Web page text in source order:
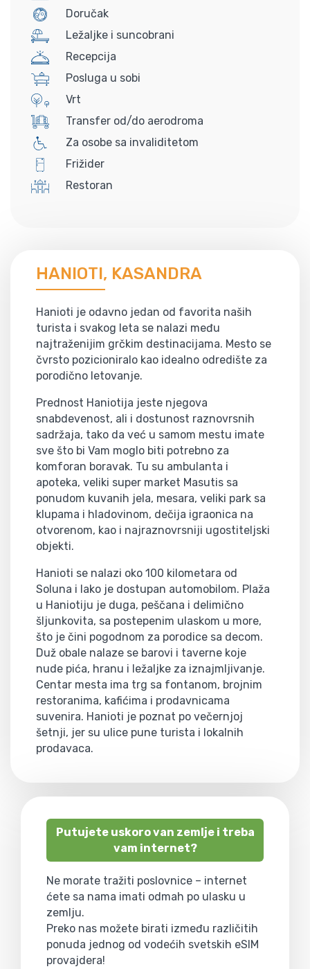
Doručak
Ležaljke i suncobrani
Recepcija
Posluga u sobi
Vrt
Transfer od/do aerodroma
Za osobe sa invaliditetom
Frižider
Restoran
HANIOTI, KASANDRA
Hanioti je odavno jedan od favorita naših
turista i svakog leta se nalazi među
najtraženijim grčkim destinacijama. Mesto se
čvrsto pozicioniralo kao idealno odredište za
porodično letovanje.
Prednost Haniotija jeste njegova
snabdevenost, ali i dostunost raznovrsnih
sadržaja, tako da već u samom mestu imate
sve što bi Vam moglo biti potrebno za
komforan boravak. Tu su ambulanta i
apoteka, veliki super market Masutis sa
ponudom kuvanih jela, mesara, veliki park sa
klupama i hladovinom, dečija igraonica na
otvorenom, kao i najraznovrsniji ugostiteljski
objekti.
Hanioti se nalazi oko 100 kilometara od
Soluna i lako je dostupan automobilom. Plaža
u Haniotiju je duga, peščana i delimično
šljunkovita, sa postepenim ulaskom u more,
što je čini pogodnom za porodice sa decom.
Duž obale nalaze se barovi i taverne koje
nude pića, hranu i ležaljke za iznajmljivanje.
Centar mesta ima trg sa fontanom, brojnim
restoranima, kafićima i prodavnicama
suvenira. Hanioti je poznat po večernjoj
šetnji, jer su ulice pune turista i lokalnih
prodavaca.
Putujete uskoro van zemlje i treba
vam internet?
Ne morate tražiti poslovnice – internet
ćete sa nama imati odmah po ulasku u
zemlju.
Preko nas možete birati između različitih
ponuda jednog od vodećih svetskih eSIM
provajdera!